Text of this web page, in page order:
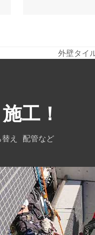
next
外壁タイ
施工！
え 配管など